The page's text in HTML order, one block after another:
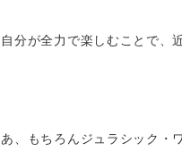
自分が全力で楽しむことで、
あ、もちろんジュラシック・